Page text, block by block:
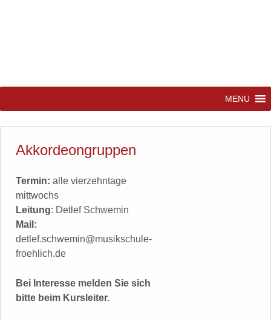
MENU
Akkordeongruppen
Termin: alle vierzehntage
mittwochs
Leitung: Detlef Schwemin
Mail:
detlef.schwemin@musikschule-
froehlich.de
Bei Interesse melden Sie sich
bitte beim Kursleiter.